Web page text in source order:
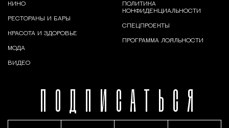
ПОДПИСАТЬСЯ
КИНО
РЕСТОРАНЫ И БАРЫ
КРАСОТА И ЗДОРОВЬЕ
МОДА
ВИДЕО
ПОЛИТИКА
КОНФИДЕНЦИАЛЬНОСТИ
СПЕЦПРОЕКТЫ
ПРОГРАММА ЛОЯЛЬНОСТИ